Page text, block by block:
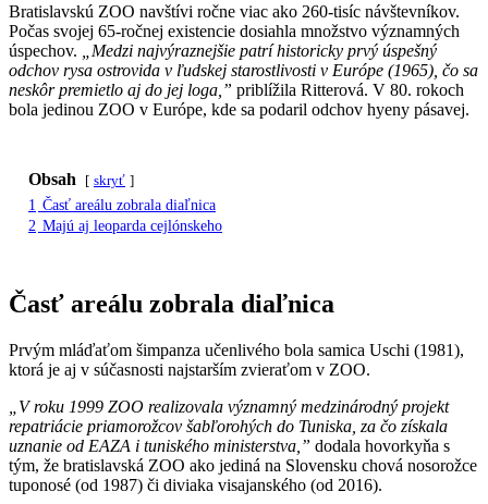
Bratislavskú ZOO navštívi ročne viac ako 260-tisíc návštevníkov.
Počas svojej 65-ročnej existencie dosiahla množstvo významných
úspechov.
„Medzi najvýraznejšie patrí historicky prvý úspešný
odchov rysa ostrovida v ľudskej starostlivosti v Európe (1965), čo sa
neskôr premietlo aj do jej loga,” priblížila Ritterová. V 80. rokoch
bola jedinou ZOO v Európe, kde sa podaril odchov hyeny pásavej.
Obsah skryť
1 Časť areálu zobrala diaľnica
2 Majú aj leoparda cejlónskeho
Časť areálu zobrala diaľnica
Prvým mláďaťom šimpanza učenlivého bola samica Uschi (1981),
ktorá je aj v súčasnosti najstarším zvieraťom v ZOO.
„V roku 1999 ZOO realizovala významný medzinárodný projekt
repatriácie priamorožcov šabľorohých do Tuniska, za čo získala
uznanie od EAZA i tuniského ministerstva,” dodala hovorkyňa s
tým, že bratislavská ZOO ako jediná na Slovensku chová nosorožce
tuponosé (od 1987) či diviaka visajanského (od 2016).